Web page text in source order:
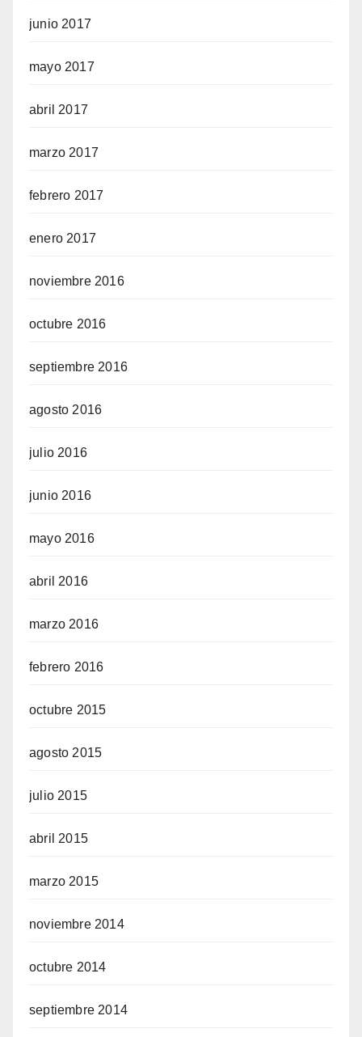
junio 2017
mayo 2017
abril 2017
marzo 2017
febrero 2017
enero 2017
noviembre 2016
octubre 2016
septiembre 2016
agosto 2016
julio 2016
junio 2016
mayo 2016
abril 2016
marzo 2016
febrero 2016
octubre 2015
agosto 2015
julio 2015
abril 2015
marzo 2015
noviembre 2014
octubre 2014
septiembre 2014